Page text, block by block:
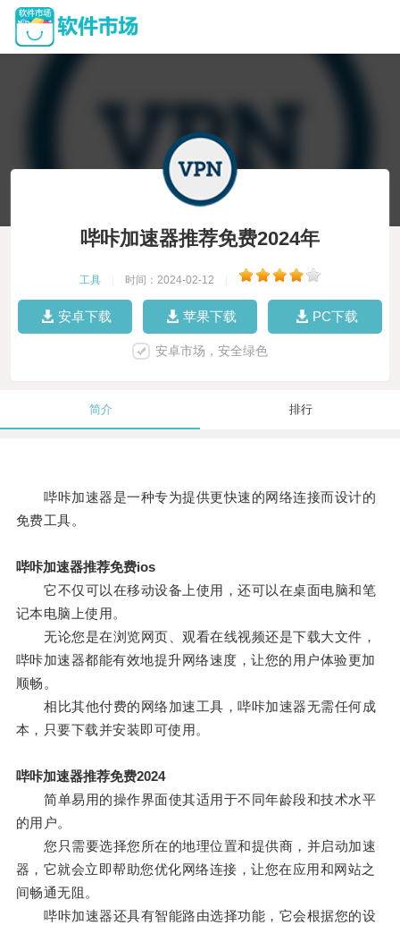
哔咔加速器推荐免费2024年
工具 时间：2024-02-12
安卓下载 苹果下载 PC下载
安卓市场，安全绿色
简介 排行
哔咔加速器是一种专为提供更快速的网络连接而设计的
免费工具。
哔咔加速器推荐免费ios
它不仅可以在移动设备上使用，还可以在桌面电脑和笔
记本电脑上使用。
无论您是在浏览网页、观看在线视频还是下载大文件，
哔咔加速器都能有效地提升网络速度，让您的用户体验更加
顺畅。
相比其他付费的网络加速工具，哔咔加速器无需任何成
本，只要下载并安装即可使用。
哔咔加速器推荐免费2024
简单易用的操作界面使其适用于不同年龄段和技术水平
的用户。
您只需要选择您所在的地理位置和提供商，并启动加速
器，它就会立即帮助您优化网络连接，让您在应用和网站之
间畅通无阻。
哔咔加速器还具有智能路由选择功能，它会根据您的设